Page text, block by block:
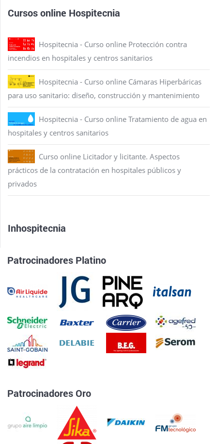
Cursos online Hospitecnia
Hospitecnia - Curso online Protección contra
incendios en hospitales y centros sanitarios
Hospitecnia - Curso online Cámaras Hiperbáricas
para uso sanitario: diseño, construcción y mantenimiento
Hospitecnia - Curso online Tratamiento de agua en
hospitales y centros sanitarios
Curso online Licitador y licitante. Aspectos
prácticos de la contratación en hospitales públicos y
privados
Inhospitecnia
Patrocinadores Platino
Patrocinadores Oro